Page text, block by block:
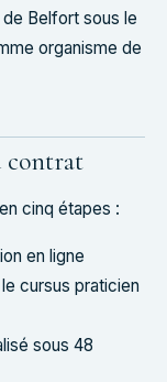
Belfort sous le
organisme de
contrat
cinq étapes :
en ligne
cursus praticien
sous 48